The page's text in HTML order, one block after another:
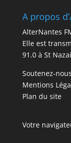
A propos
AlterNantes
Elle est
91.0 à St
Soutenez-
Mentions
Plan du site
Votre